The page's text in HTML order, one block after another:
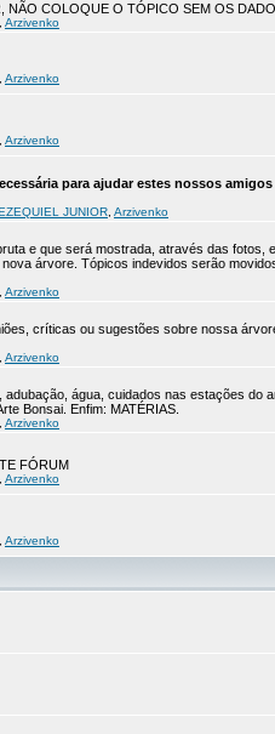
NÃO COLOQUE O TÓPICO SEM OS
Arzivenko
Arzivenko
Arzivenko
para ajudar estes nossos
JUNIOR Arzivenko
e que será mostrada, através das fotos,
árvore. Tópicos indevidos serão
Arzivenko
críticas ou sugestões sobre nossa
Arzivenko
água, cuidados nas estações do
Bonsai. Enfim: MATÉRIAS.
Arzivenko
FÓRUM
Arzivenko
Arzivenko